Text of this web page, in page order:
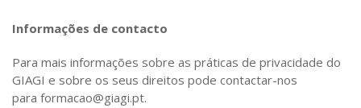
Informações de contacto
Para mais informações sobre as práticas de privacidade do
GIAGI e sobre os seus direitos pode contactar-nos
para formacao@giagi.pt.